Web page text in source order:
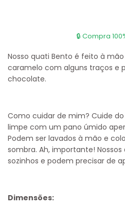
Nosso quati Bento é feito à
caramelo com alguns traços e
chocolate.
Como cuidar de mim? Cuide
limpe com um pano úmido
Podem ser lavados à mão e
sombra. Ah, importante!
sozinhos e podem precisar de
Dimensões: